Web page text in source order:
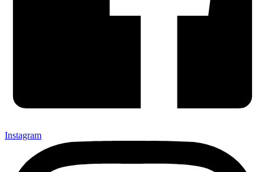
Instagram